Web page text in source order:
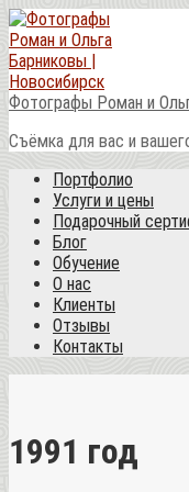
Перейти
к
контенту
Фотографы Роман и
Съёмка для вас и
Портфолио
Услуги и цены
Подарочный
Блог
Обучение
О нас
Клиенты
Отзывы
Контакты
1991 год